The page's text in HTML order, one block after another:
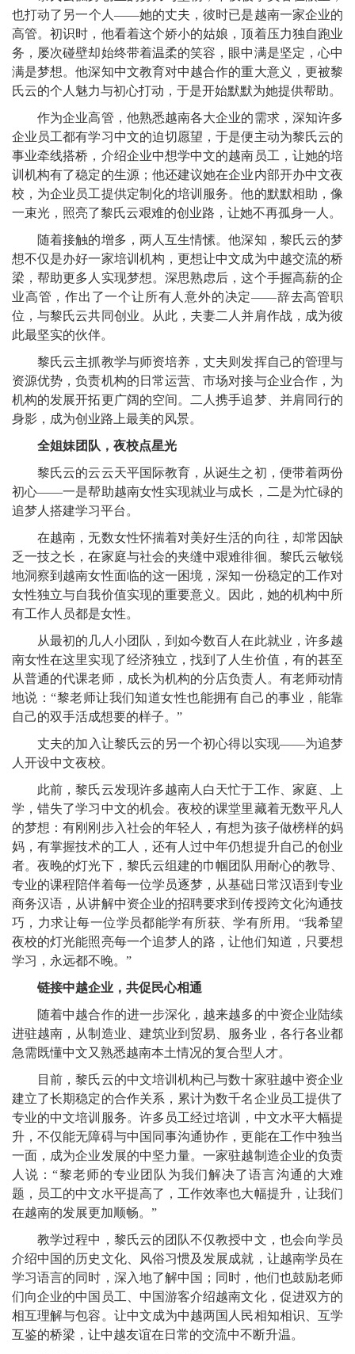
也打动了另一个人——她的丈夫，彼时已是越南一家企业的
高管。初识时，他看着这个娇小的姑娘，顶着压力独自跑业
务，屡次碰壁却始终带着温柔的笑容，眼中满是坚定，心中
满是梦想。他深知中文教育对中越合作的重大意义，更被黎
氏云的个人魅力与初心打动，于是开始默默为她提供帮助。
作为企业高管，他熟悉越南各大企业的需求，深知许多
企业员工都有学习中文的迫切愿望，于是便主动为黎氏云的
事业牵线搭桥，介绍企业中想学中文的越南员工，让她的培
训机构有了稳定的生源；他还建议她在企业内部开办中文夜
校，为企业员工提供定制化的培训服务。他的默默相助，像
一束光，照亮了黎氏云艰难的创业路，让她不再孤身一人。
随着接触的增多，两人互生情愫。他深知，黎氏云的梦
想不仅是办好一家培训机构，更想让中文成为中越交流的桥
梁，帮助更多人实现梦想。深思熟虑后，这个手握高薪的企
业高管，作出了一个让所有人意外的决定——辞去高管职
位，与黎氏云共同创业。从此，夫妻二人并肩作战，成为彼
此最坚实的伙伴。
黎氏云主抓教学与师资培养，丈夫则发挥自己的管理与
资源优势，负责机构的日常运营、市场对接与企业合作，为
机构的发展开拓更广阔的空间。二人携手追梦、并肩同行的
身影，成为创业路上最美的风景。
全姐妹团队，夜校点星光
黎氏云的云云天平国际教育，从诞生之初，便带着两份
初心——一是帮助越南女性实现就业与成长，二是为忙碌的
追梦人搭建学习平台。
在越南，无数女性怀揣着对美好生活的向往，却常因缺
乏一技之长，在家庭与社会的夹缝中艰难徘徊。黎氏云敏锐
地洞察到越南女性面临的这一困境，深知一份稳定的工作对
女性独立与自我价值实现的重要意义。因此，她的机构中所
有工作人员都是女性。
从最初的几人小团队，到如今数百人在此就业，许多越
南女性在这里实现了经济独立，找到了人生价值，有的甚至
从普通的代课老师，成长为机构的分店负责人。有老师动情
地说：“黎老师让我们知道女性也能拥有自己的事业，能靠
自己的双手活成想要的样子。”
丈夫的加入让黎氏云的另一个初心得以实现——为追梦
人开设中文夜校。
此前，黎氏云发现许多越南人白天忙于工作、家庭、上
学，错失了学习中文的机会。夜校的课堂里藏着无数平凡人
的梦想：有刚刚步入社会的年轻人，有想为孩子做榜样的妈
妈，有掌握技术的工人，还有人过中年仍想提升自己的创业
者。夜晚的灯光下，黎氏云组建的巾帼团队用耐心的教导、
专业的课程陪伴着每一位学员逐梦，从基础日常汉语到专业
商务汉语，从讲解中资企业的招聘要求到传授跨文化沟通技
巧，力求让每一位学员都能学有所获、学有所用。“我希望
夜校的灯光能照亮每一个追梦人的路，让他们知道，只要想
学习，永远都不晚。”
链接中越企业，共促民心相通
随着中越合作的进一步深化，越来越多的中资企业陆续
进驻越南，从制造业、建筑业到贸易、服务业，各行各业都
急需既懂中文又熟悉越南本土情况的复合型人才。
目前，黎氏云的中文培训机构已与数十家驻越中资企业
建立了长期稳定的合作关系，累计为数千名企业员工提供了
专业的中文培训服务。许多员工经过培训，中文水平大幅提
升，不仅能无障碍与中国同事沟通协作，更能在工作中独当
一面，成为企业发展的中坚力量。一家驻越制造企业的负责
人说：“黎老师的专业团队为我们解决了语言沟通的大难
题，员工的中文水平提高了，工作效率也大幅提升，让我们
在越南的发展更加顺畅。”
教学过程中，黎氏云的团队不仅教授中文，也会向学员
介绍中国的历史文化、风俗习惯及发展成就，让越南学员在
学习语言的同时，深入地了解中国；同时，他们也鼓励老师
们向企业的中国员工、中国游客介绍越南文化，促进双方的
相互理解与包容。让中文成为中越两国人民相知相识、互学
互鉴的桥梁，让中越友谊在日常的交流中不断升温。